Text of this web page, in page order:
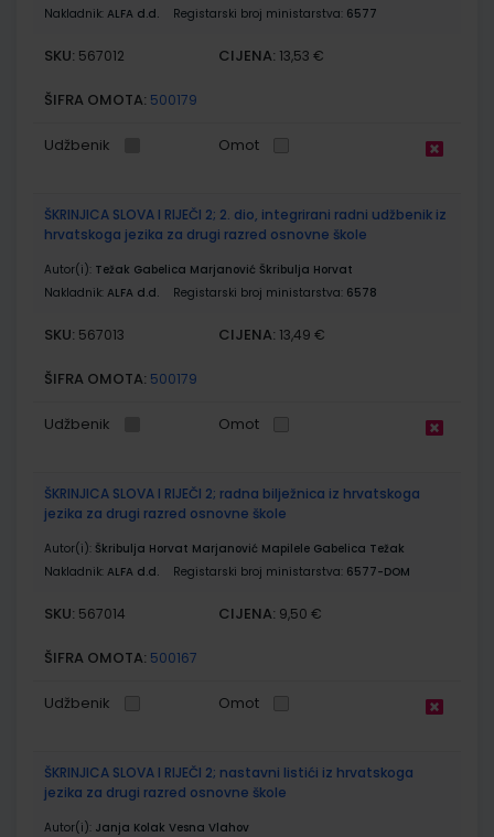
Nakladnik: ALFA d.d. Registarski broj ministarstva: 6577
SKU: 567012 CIJENA: 13,53 €
ŠIFRA OMOTA: 500179
Udžbenik Omot
ŠKRINJICA SLOVA I RIJEČI 2; 2. dio, integrirani radni udžbenik iz
hrvatskoga jezika za drugi razred osnovne škole
Autor(i): Težak Gabelica Marjanović Škribulja Horvat
Nakladnik: ALFA d.d. Registarski broj ministarstva: 6578
SKU: 567013 CIJENA: 13,49 €
ŠIFRA OMOTA: 500179
Udžbenik Omot
ŠKRINJICA SLOVA I RIJEČI 2; radna bilježnica iz hrvatskoga
jezika za drugi razred osnovne škole
Autor(i): Škribulja Horvat Marjanović Mapilele Gabelica Težak
Nakladnik: ALFA d.d. Registarski broj ministarstva: 6577-DOM
SKU: 567014 CIJENA: 9,50 €
ŠIFRA OMOTA: 500167
Udžbenik Omot
ŠKRINJICA SLOVA I RIJEČI 2; nastavni listići iz hrvatskoga
jezika za drugi razred osnovne škole
Autor(i): Janja Kolak Vesna Vlahov